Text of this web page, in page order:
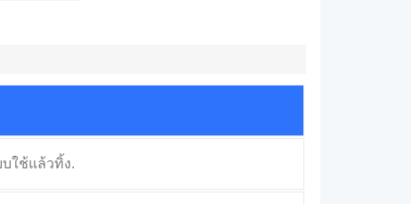
ใช้แล้วทิ้ง.